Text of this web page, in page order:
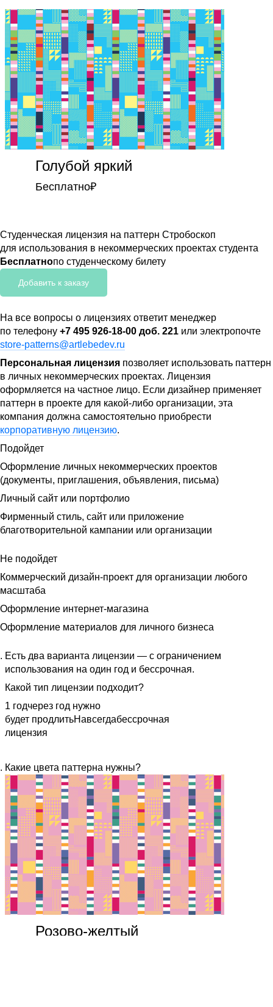
Голубой яркий
Бесплатно₽
Студенческая лицензия на паттерн Стробоскоп
для использования в некоммерческих проектах студента
Бесплатнопо студенческому билету
Добавить к заказу
На все вопросы о лицензиях ответит менеджер
по телефону +7 495 926-18-00 доб. 221 или электропочте
store-patterns@artlebedev.ru
Персональная лицензия позволяет использовать паттерн
в личных некоммерческих проектах. Лицензия
оформляется на частное лицо. Если дизайнер применяет
паттерн в проекте для какой-либо организации, эта
компания должна самостоятельно приобрести
корпоративную лицензию.
Подойдет
Оформление личных некоммерческих проектов
(документы, приглашения, объявления, письма)
Личный сайт или портфолио
Фирменный стиль, сайт или приложение
благотворительной кампании или организации
Не подойдет
Коммерческий дизайн-проект для организации любого
масштаба
Оформление интернет-магазина
Оформление материалов для личного бизнеса
Есть два варианта лицензии — с ограничением
использования на один год и бессрочная.
Какой тип лицензии подходит?
1 годчерез год нужно
будет продлитьНавсегдабессрочная
лицензия
Какие цвета паттерна нужны?
Розово-желтый